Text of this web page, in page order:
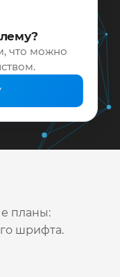
что можно
планы:
шрифта.